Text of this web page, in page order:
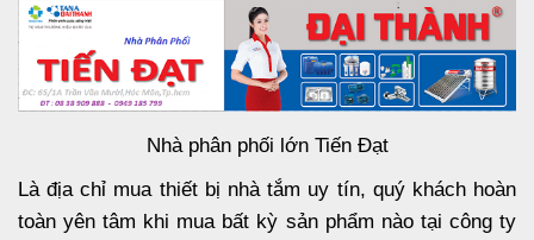
Nhà phân phối lớn Tiến Đạt
Là địa chỉ mua thiết bị nhà tắm uy tín, quý khách hoàn
toàn yên tâm khi mua bất kỳ sản phẩm nào tại công ty